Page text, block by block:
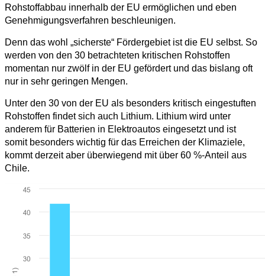
Rohstoffabbau innerhalb der EU ermöglichen und eben
Genehmigungsverfahren beschleunigen.
Denn das wohl „sicherste“ Fördergebiet ist die EU selbst. So
werden von den 30 betrachteten kritischen Rohstoffen
momentan nur zwölf in der EU gefördert und das bislang oft
nur in sehr geringen Mengen.
Unter den 30 von der EU als besonders kritisch eingestuften
Rohstoffen findet sich auch Lithium. Lithium wird unter
anderem für Batterien in Elektroautos eingesetzt und ist
somit besonders wichtig für das Erreichen der Klimaziele,
kommt derzeit aber überwiegend mit über 60 %-Anteil aus
Chile.